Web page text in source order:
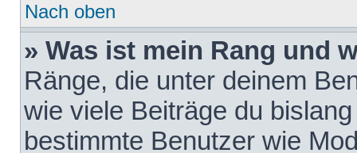
Nach oben
» Was ist mein Rang und
Ränge, die unter deinem
wie viele Beiträge du
bestimmte Benutzer wie